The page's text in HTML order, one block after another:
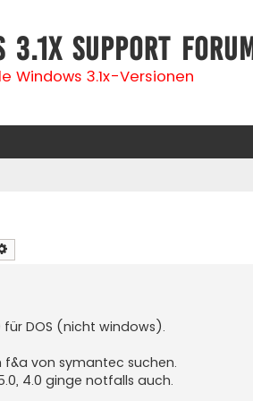
3.1x Support Forum
Windows 3.1x-Versionen
DOS (nicht windows).
von symantec suchen.
4.0 ginge notfalls auch.